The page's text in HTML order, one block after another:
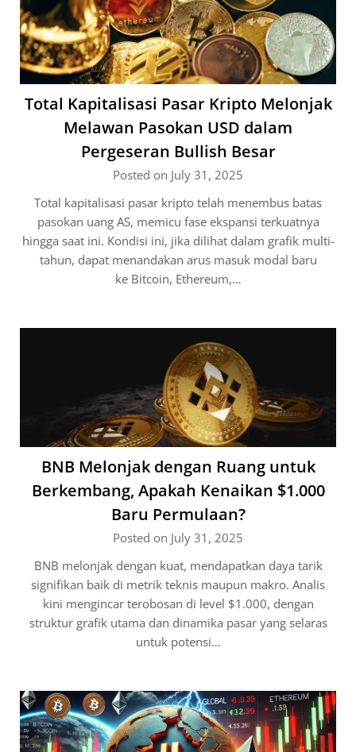
Total Kapitalisasi Pasar Kripto Melonjak
Melawan Pasokan USD dalam
Pergeseran Bullish Besar
Posted on July 31, 2025
Total kapitalisasi pasar kripto telah menembus batas
pasokan uang AS, memicu fase ekspansi terkuatnya
hingga saat ini. Kondisi ini, jika dilihat dalam grafik multi-
tahun, dapat menandakan arus masuk modal baru
ke Bitcoin, Ethereum,…
BNB Melonjak dengan Ruang untuk
Berkembang, Apakah Kenaikan $1.000
Baru Permulaan?
Posted on July 31, 2025
BNB melonjak dengan kuat, mendapatkan daya tarik
signifikan baik di metrik teknis maupun makro. Analis
kini mengincar terobosan di level $1.000, dengan
struktur grafik utama dan dinamika pasar yang selaras
untuk potensi…